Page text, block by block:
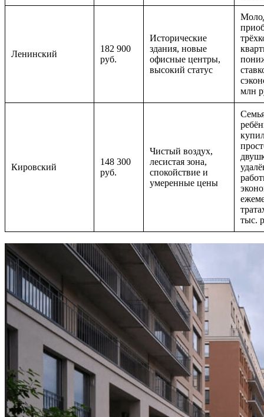
Ленинский
182 900
руб.
Исторические
здания, новые
офисные центры,
высокий статус
млн
Кировский
148 300
руб.
Чистый воздух,
лесистая зона,
спокойствие и
умеренные цены
тыс.